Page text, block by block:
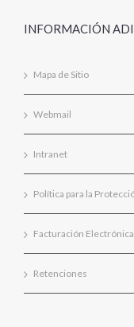
INFORMACIÓN
Mapa de Sitio
Webmail
Intranet
Política para la
Facturación Electrónica
Retenciones